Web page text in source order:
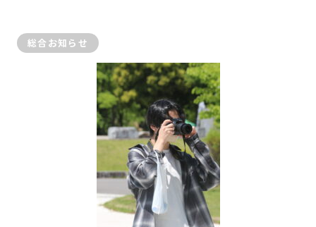
総合お知らせ